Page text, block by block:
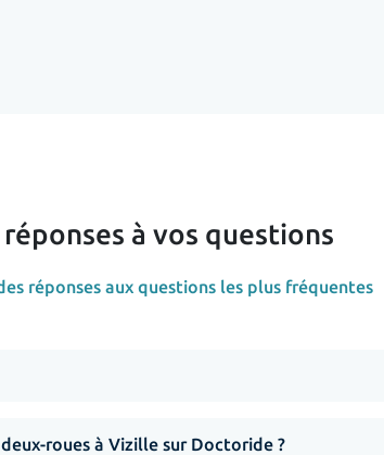
réponses à vos questions
réponses aux questions les plus fréquentes
roues à Vizille sur Doctoride ?